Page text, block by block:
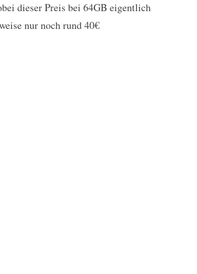
dieser Preis bei 64GB eigentlich
nur noch rund 40€